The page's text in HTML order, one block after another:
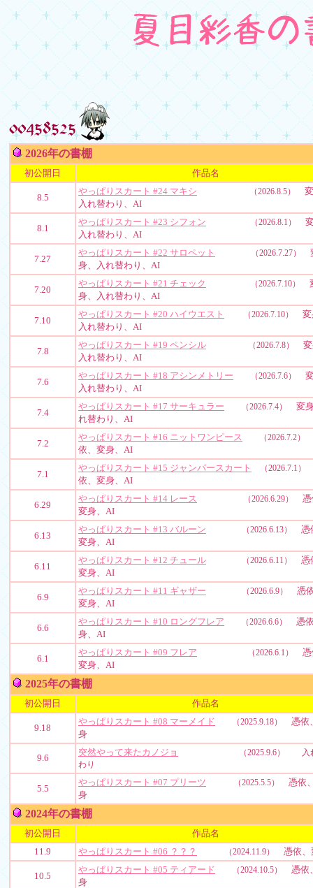
2026年の書棚
初公開日 作品名
8.5
やっぱりスカート #24 マキシ （2026.8.5）
変
入れ替わり、AI
8.1
やっぱりスカート #23 シフォン （2026.8.1）
入れ替わり、AI
7.27
やっぱりスカート #22 サロペット （2026.7.27）
身、入れ替わり、AI
7.20
やっぱりスカート #21 チェック （2026.7.10）
身、入れ替わり、AI
7.10
やっぱりスカート #20 ハイウエスト （2026.7.10）
変
入れ替わり、AI
7.8
やっぱりスカート #19 ペンシル （2026.7.8）
変
入れ替わり、AI
7.6
やっぱりスカート #18 アシンメトリー （2026.7.6）
入れ替わり、AI
7.4
やっぱりスカート #17 サーキュラー （2026.7.4）
変
れ替わり、AI
7.2
やっぱりスカート #16 ニットワンピース （2026.7.2）
依、変身、AI
7.1
やっぱりスカート #15 ジャンパースカート （2026.7.1）
依、変身、AI
6.29
やっぱりスカート #14 レース （2026.6.29）
憑
変身、AI
6.13
やっぱりスカート #13 バルーン （2026.6.13）
憑
変身、AI
6.11
やっぱりスカート #12 チュール （2026.6.11）
憑
変身、AI
6.9
やっぱりスカート #11 ギャザー （2026.6.9）
憑
変身、AI
6.6
やっぱりスカート #10 ロングフレア （2026.6.6）
憑
身、AI
6.1
やっぱりスカート #09 フレア （2026.6.1）
憑
変身、AI
2025年の書棚
初公開日 作品名
9.18
やっぱりスカート #08 マーメイド （2025.9.18）
憑依
身
9.6
突然やって来たカノジョ
（2025.9.6） 入れ
わり
5.5
やっぱりスカート #07 プリーツ （2025.5.5）
憑依
身
2024年の書棚
初公開日
作品名
11.9
やっぱりスカート #06 ？？？ （2024.11.9） 憑依、
10.5
やっぱりスカート #05 ティアード （2024.10.5）
憑依
身